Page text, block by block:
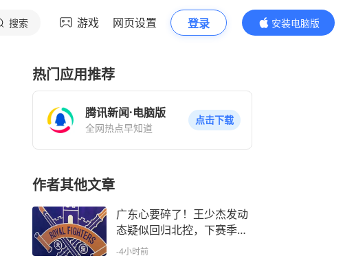
搜索 游戏 网页设置 登录
安装电脑版
内容更精彩
热门应用推荐
腾讯新闻·电脑版
全网热点早知道
点击下载
作者其他文章
广东心要碎了！王少杰发动
态疑似回归北控，下赛季广
东内线咋办？
-4小时前